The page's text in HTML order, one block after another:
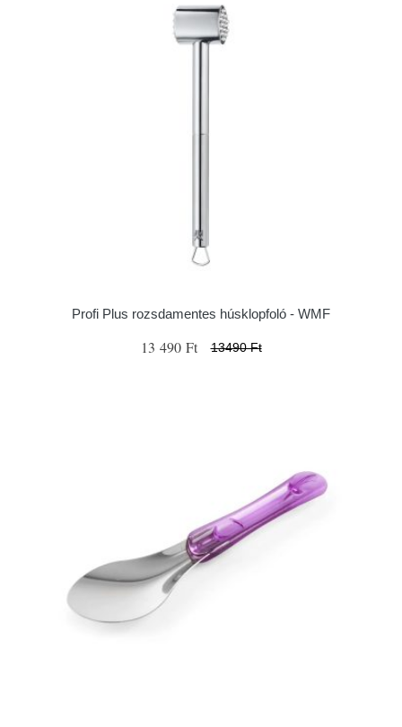
Profi Plus rozsdamentes húsklopfoló - WMF
13 490 Ft 13490 Ft